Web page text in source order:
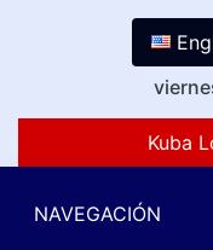
Kuba
NAVEGACIÓN